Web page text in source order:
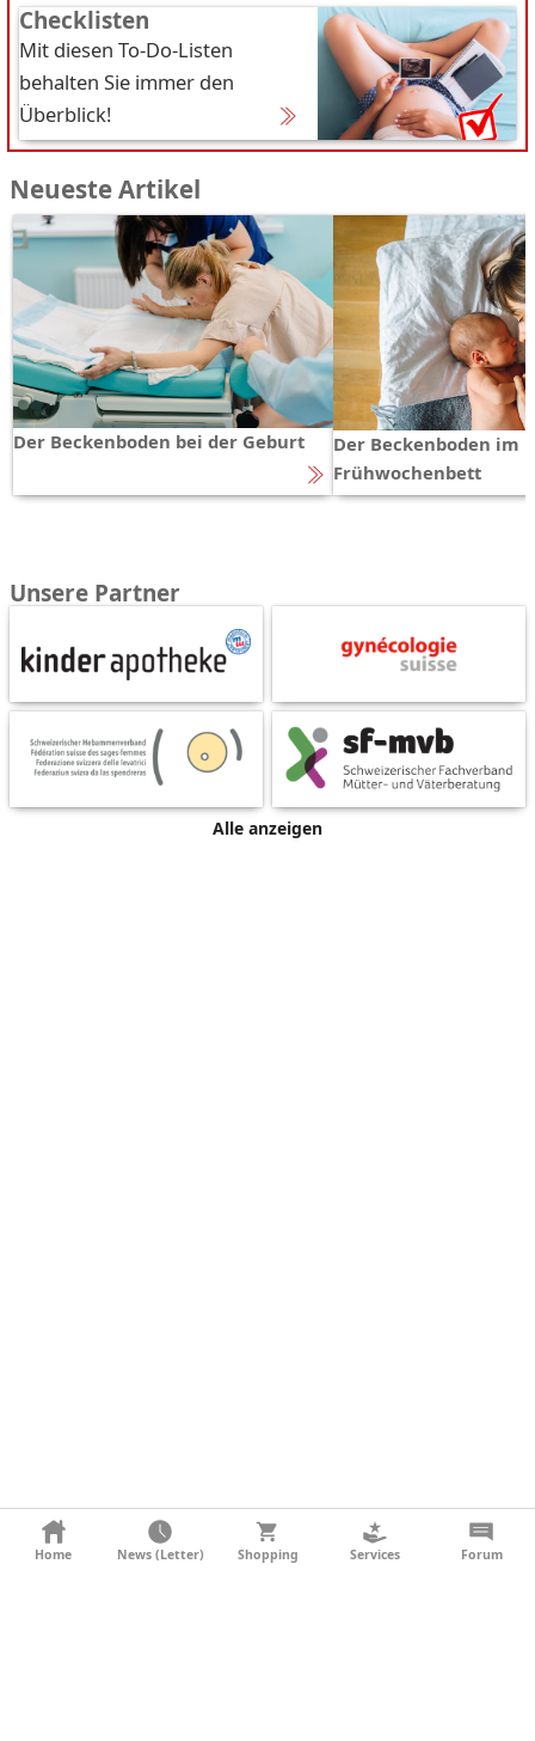
Checklisten
Mit diesen To-Do-Listen
behalten Sie immer den
Überblick!
Neueste Artikel
Der Beckenboden bei der Geburt
Der Beckenboden im
Frühwochenbett
Unsere Partner
Alle anzeigen
KONTAKT
Home News (Letter) Shopping Services Forum